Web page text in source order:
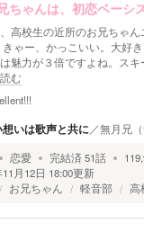
ちゃんは、初恋ベーシ
高校生の近所のお兄ちゃ
ゃー、かっこいい。大好
魅力が３倍ですよね。スキ
む
いは歌声と共に／無月兄（
恋愛 完結済51話
月12日 18:00更新
お兄ちゃん 軽音部 高